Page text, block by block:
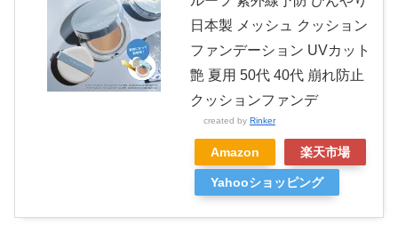
日本製 メッシュ クッション
ファンデーション UVカット
艶 夏用 50代 40代 崩れ防止
クッションファンデ
created by Rinker
Amazon 楽天市場
Yahooショッピング